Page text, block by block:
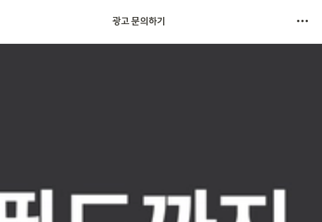
광고 문의하기